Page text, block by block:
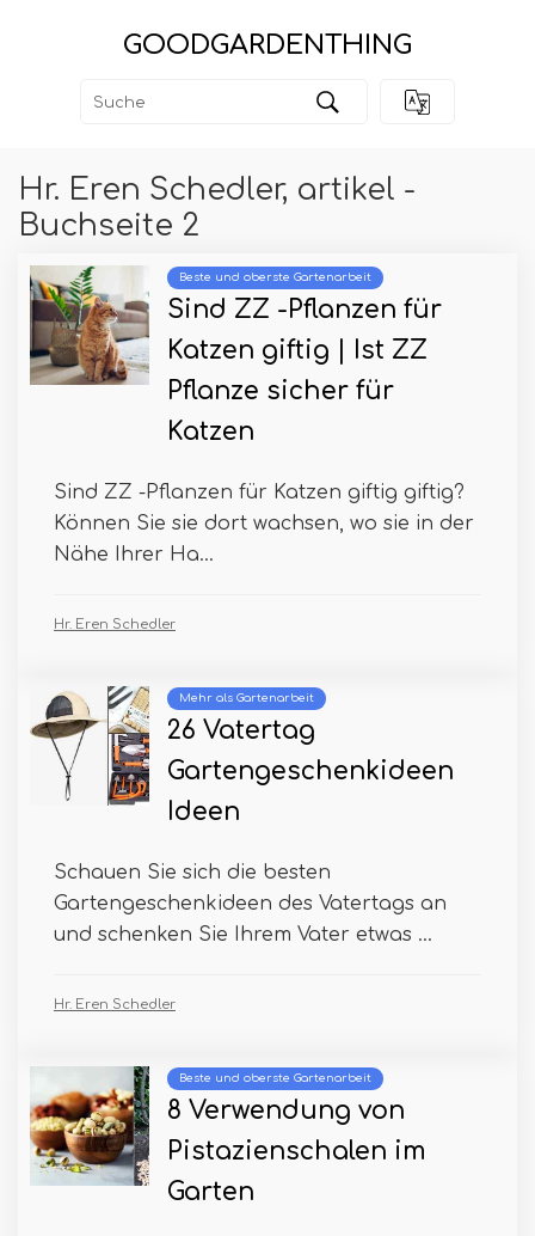
GOODGARDENTHING
Hr. Eren Schedler, artikel -
Buchseite 2
Beste und oberste Gartenarbeit
Sind ZZ -Pflanzen für
Katzen giftig | Ist ZZ
Pflanze sicher für
Katzen
Sind ZZ -Pflanzen für Katzen giftig giftig?
Können Sie sie dort wachsen, wo sie in der
Nähe Ihrer Ha...
Hr. Eren Schedler
Mehr als Gartenarbeit
26 Vatertag
Gartengeschenkideen
Ideen
Schauen Sie sich die besten
Gartengeschenkideen des Vatertags an
und schenken Sie Ihrem Vater etwas ...
Hr. Eren Schedler
Beste und oberste Gartenarbeit
8 Verwendung von
Pistazienschalen im
Garten